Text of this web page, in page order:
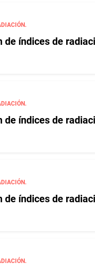
de índices de
de índices de
de índices de